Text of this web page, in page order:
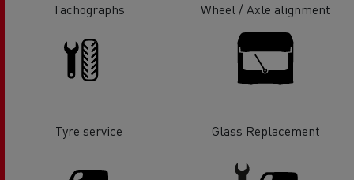
Tachographs Wheel / Axle alignment
Tyre service Glass Replacement